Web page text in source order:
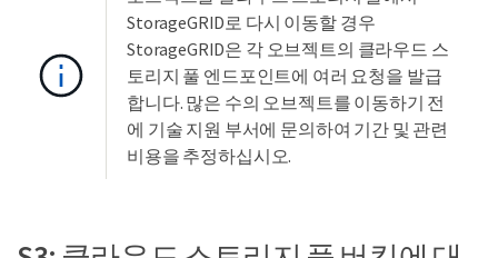
StorageGRID로 다시 이동할 경우
StorageGRID은 각 오브젝트의 클라우드 스
토리지 풀 엔드포인트에 여러 요청을 발급
합니다. 많은 수의 오브젝트를 이동하기 전
에 기술 지원 부서에 문의하여 기간 및 관련
비용을 추정하십시오.